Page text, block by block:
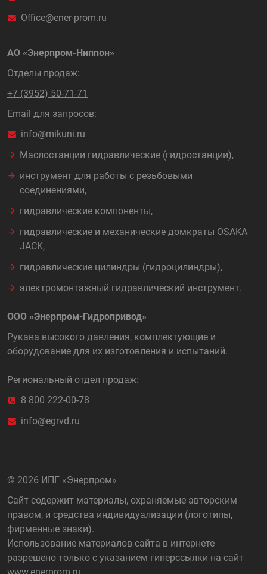
Office@ener-prom.ru
АО «Энерпром-Ниппон»
Отделы продаж:
+7 (3952) 50-71-71
Email для запросов:
info@mikuni.ru
Маслостанции гидравлические (гидростанции),
инструмент для работы с резьбовыми
соединениями,
гидравлические компоненты,
гидравлические и механические домкраты OSAKA
JACK,
гидравлические цилиндры (гидроцилиндры),
электромонтажный гидравлический инструмент.
ООО «Энерпром-Гидропривод»
Рукава высокого давления, комплектующие и
оборудование для их изготовления и испытаний.
Региональный отдел продаж:
8 800 222-00-78
info@egrvd.ru
© 2026 ИПГ «Энерпром»
Сайт содержит материалы, охраняемые авторским
правом, и средства индивидуализации (логотипы,
фирменные знаки).
Использование материалов сайта в интернете
разрешено только с указанием гиперссылки на сайт